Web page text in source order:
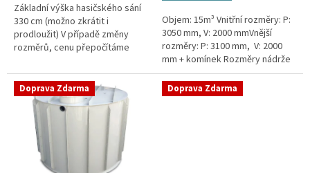
hvězdiček.
Základní výška hasičského sání
330 cm (možno zkrátit i
prodloužit) V případě změny
rozměrů, cenu přepočítáme
Objem: 15m³ Vnitřní rozměry: P:
3050 mm, V: 2000 mmVnější
rozměry: P: 3100 mm, V: 2000
mm + komínek Rozměry nádrže
možno jakkoliv upravit -
vyrobíme nádrž na míru!Nádrž...
Doprava Zdarma Doprava Zdarma